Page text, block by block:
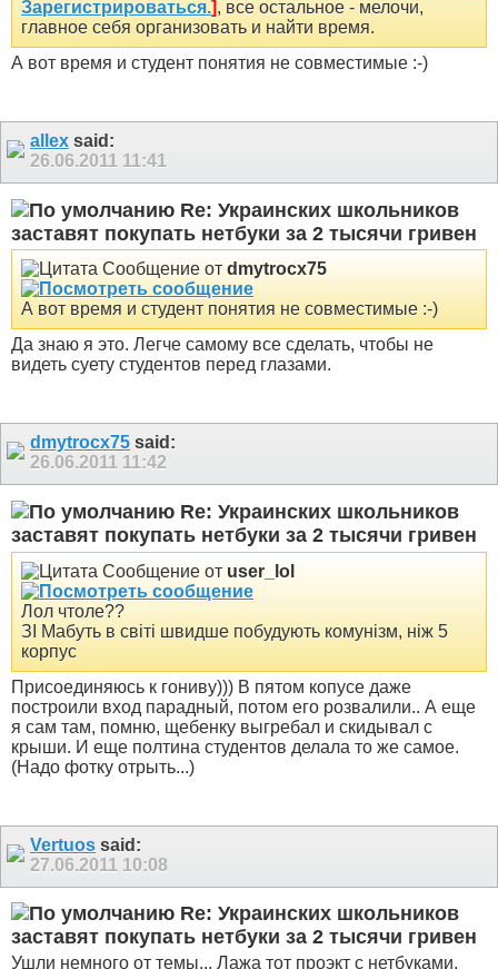
Зарегистрироваться.], все остальное - мелочи,
главное себя организовать и найти время.
А вот время и студент понятия не совместимые :-)
allex said:
26.06.2011 11:41
Re: Украинских школьников
заставят покупать нетбуки за 2 тысячи гривен
Сообщение от dmytrocx75
А вот время и студент понятия не совместимые :-)
Да знаю я это. Легче самому все сделать, чтобы не
видеть суету студентов перед глазами.
dmytrocx75 said:
26.06.2011 11:42
Re: Украинских школьников
заставят покупать нетбуки за 2 тысячи гривен
Сообщение от user_lol
Лол чтоле??
ЗІ Мабуть в світі швидше побудують комунізм, ніж 5
корпус
Присоединяюсь к гониву))) В пятом копусе даже
построили вход парадный, потом его розвалили.. А еще
я сам там, помню, щебенку выгребал и скидывал с
крыши. И еще полтина студентов делала то же самое.
(Надо фотку отрыть...)
Vertuos said:
27.06.2011 10:08
Re: Украинских школьников
заставят покупать нетбуки за 2 тысячи гривен
Ушли немного от темы... Лажа тот проэкт с нетбуками.